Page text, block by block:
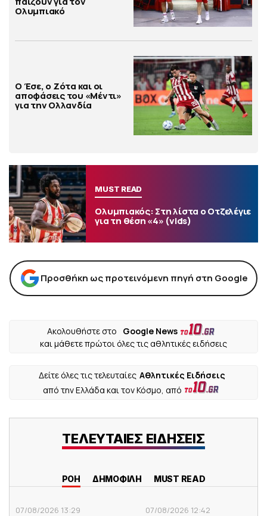
Ολυμπιακό
Ο Έσε, ο Ζότα και οι
αποφάσεις του «Μέντι»
για την Ολλανδία
MUST READ
Ολυμπιακός: Στη λίστα ο Οτζελέγιε
για τη θέση «4» (vids)
Προσθήκη ως προτεινόμενη πηγή στη Google
Ακολουθήστε στο
Google News
και μάθετε πρώτοι όλες τις αθλητικές ειδήσεις
Δείτε όλες τις τελευταίες Αθλητικές Ειδήσεις
από την Ελλάδα και τον Κόσμο, από
ΤΕΛΕΥΤΑΙΕΣ ΕΙΔΗΣΕΙΣ
ΡΟΗ ΔΗΜΟΦΙΛΗ MUST READ
07/08/2026 13:29 07/08/2026 12:42